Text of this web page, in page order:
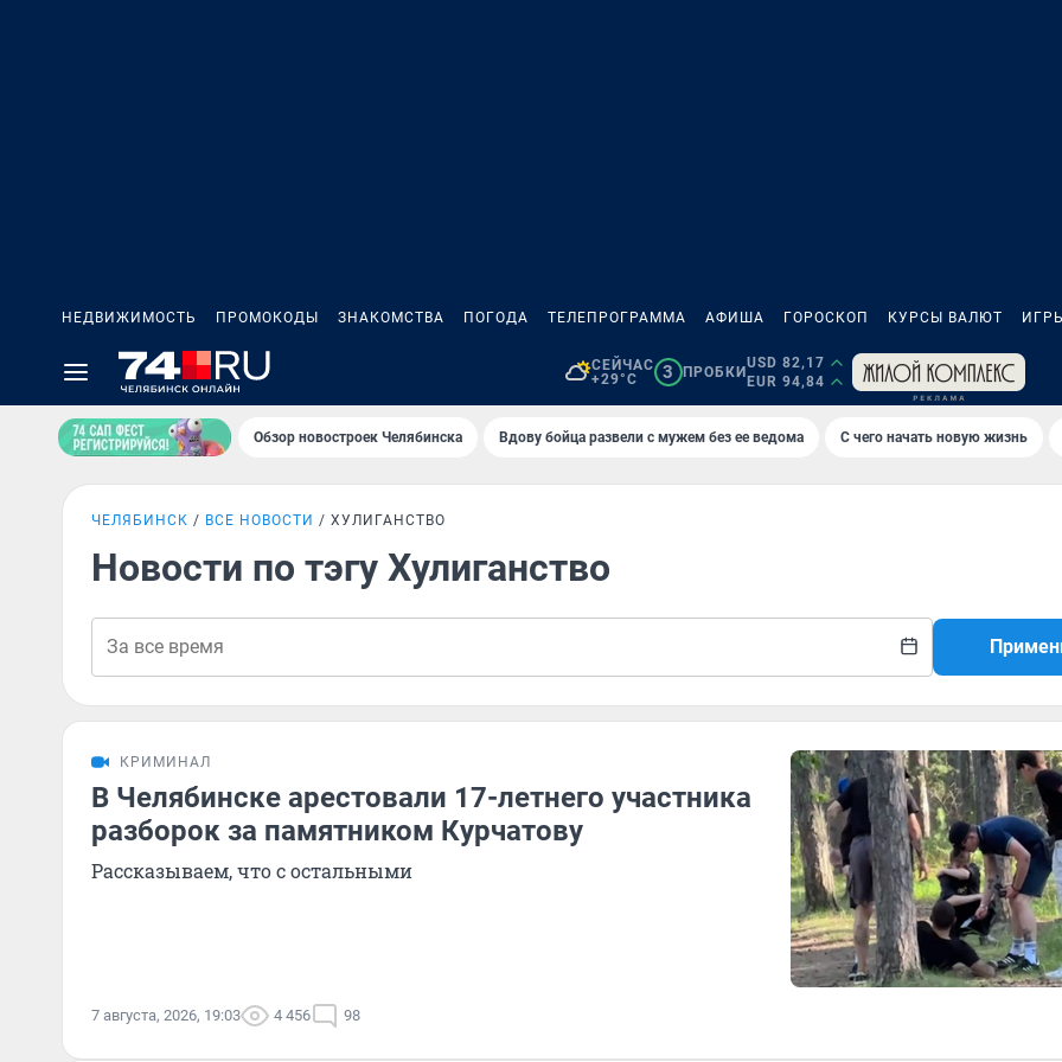
НЕДВИЖИМОСТЬ ПРОМОКОДЫ ЗНАКОМСТВА ПОГОДА ТЕЛЕПРОГРАММА АФИША ГОРОСКОП КУРСЫ ВАЛЮТ
СЕЙЧАС
+29°C
3 ПРОБКИ
USD 82,17
EUR 94,84
Обзор новостроек Челябинска Вдову бойца развели с мужем без ее ведома С чего начать новую жизнь
ЧЕЛЯБИНСК ВСЕ НОВОСТИ ХУЛИГАНСТВО
Новости по тэгу Хулиганство
КРИМИНАЛ
В Челябинске арестовали 17-летнего участника
разборок за памятником Курчатову
Рассказываем, что с остальными
7 августа, 2026, 19:03 4 456 98